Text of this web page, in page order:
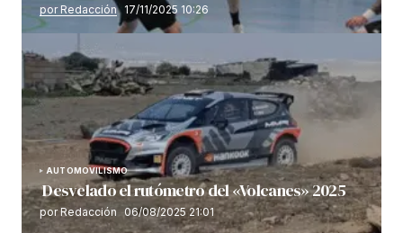
por Redacción 17/11/2025 10:26
AUTOMOVILISMO
Desvelado el rutómetro del «Volcanes» 2025
por Redacción 06/08/2025 21:01